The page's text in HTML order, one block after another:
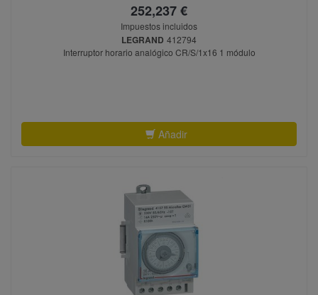
252,237 €
Impuestos incluidos
LEGRAND 412794
Interruptor horario analógico CR/S/1x16 1 módulo
Añadir